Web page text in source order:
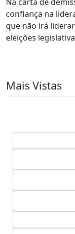
confiança na
que não irá
eleições
Mais Vistas